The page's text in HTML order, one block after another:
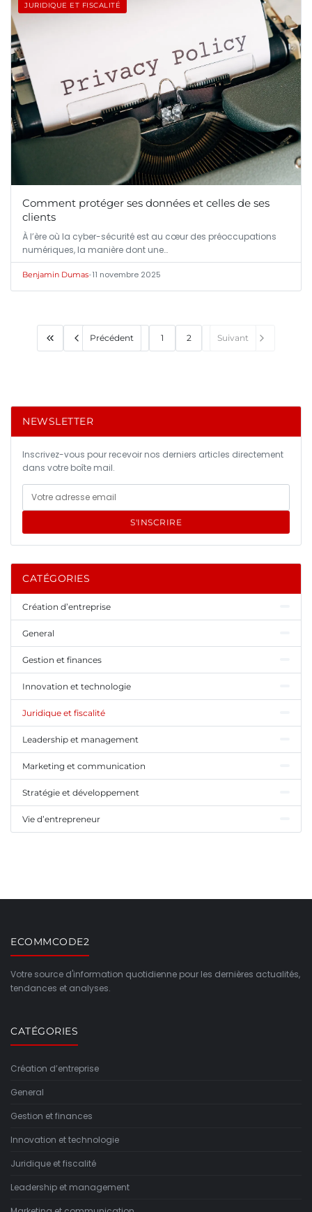
JURIDIQUE ET FISCALITÉ
Comment protéger ses données et celles de ses
clients
À l’ère où la cyber-sécurité est au cœur des préoccupations
numériques, la manière dont une…
Benjamin Dumas•11 novembre 2025
Précédent 1 2 Suivant
NEWSLETTER
Inscrivez-vous pour recevoir nos derniers articles directement
dans votre boîte mail.
S'INSCRIRE
CATÉGORIES
Création d’entreprise
General
Gestion et finances
Innovation et technologie
Juridique et fiscalité
Leadership et management
Marketing et communication
Stratégie et développement
Vie d’entrepreneur
ECOMMCODE2
Votre source d'information quotidienne pour les dernières actualités,
tendances et analyses.
CATÉGORIES
Création d’entreprise
General
Gestion et finances
Innovation et technologie
Juridique et fiscalité
Leadership et management